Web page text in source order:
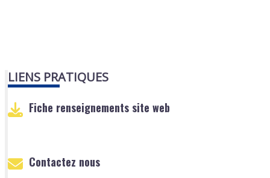
LIENS PRATIQUES
Fiche renseignements site web
Contactez nous